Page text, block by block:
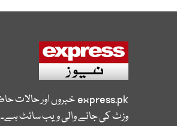
express.pkخبروں اور حالات
وزٹ کی جانے والی ویب سائٹ ہے۔